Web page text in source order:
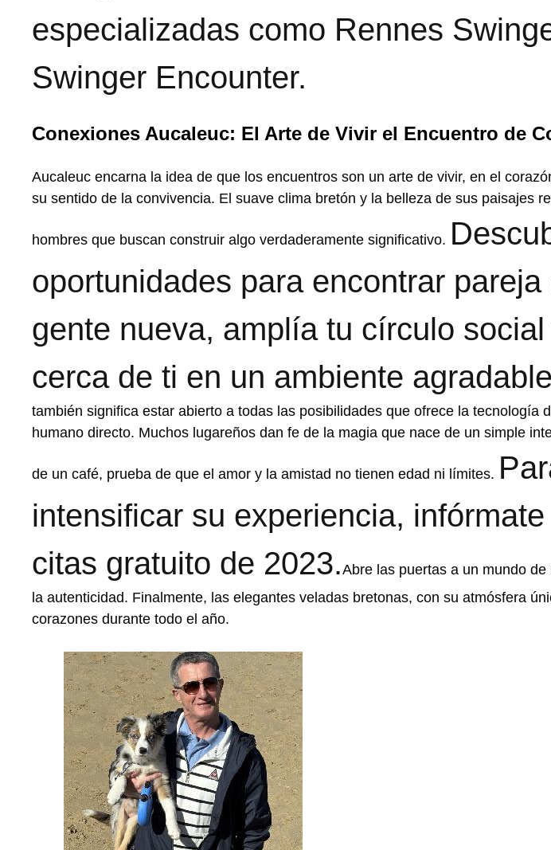
especializadas como Rennes
Swinger Encounter.
Conexiones Aucaleuc: El Arte de Vivir el Encuentro de
Aucaleuc encarna la idea de que los encuentros son un arte de vivir, en el
su sentido de la convivencia. El suave clima bretón y la belleza de sus paisajes
hombres que buscan construir algo verdaderamente significativo.
oportunidades para encontrar
gente nueva, amplía tu círculo
cerca de ti en un ambiente
también significa estar abierto a todas las posibilidades que ofrece la tecnología
humano directo. Muchos lugareños dan fe de la magia que nace de un simple
de un café, prueba de que el amor y la amistad no tienen edad ni límites.
intensificar su experiencia,
citas gratuito de 2023.Abre las puertas a un mundo
la autenticidad. Finalmente, las elegantes veladas bretonas, con su atmósfera
corazones durante todo el año.